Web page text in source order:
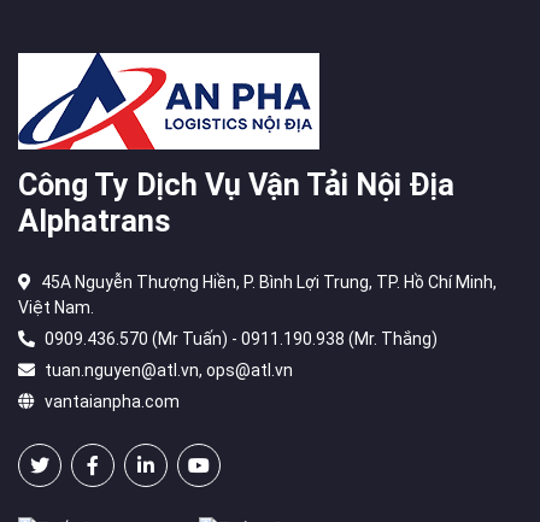
Công Ty Dịch Vụ Vận Tải Nội Địa
Alphatrans
45A Nguyễn Thượng Hiền, P. Bình Lợi Trung, TP. Hồ Chí Minh,
Việt Nam.
0909.436.570 (Mr Tuấn) - 0911.190.938 (Mr. Thắng)
tuan.nguyen@atl.vn, ops@atl.vn
vantaianpha.com